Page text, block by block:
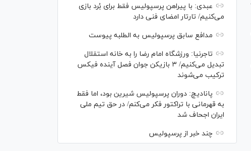
عبدی: با پیراهن پرسپولیس فقط برای بُرد بازی
می‌کنیم/ تارتار امضای فنی دارد
مدافع سابق پرسپولیس به الطلبه پیوست
تاجرنیا: ورزشگاه امام رضا را به خانه استقلال
تبدیل می‌کنیم/ ۳ بازیکن جوان فصل آینده فیکس
ترکیب می‌شوند
پانادیچ: دوران پرسپولیس شیرین بود، اما فقط
به قهرمانی با تراکتور فکر می‌کنم/ در حق تیم ملی
ایران اجحاف شد
چند خبر از پرسپولیس